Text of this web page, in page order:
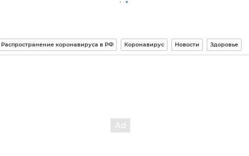
Распространение коронавируса в РФ Коронавирус Новости Здоровье